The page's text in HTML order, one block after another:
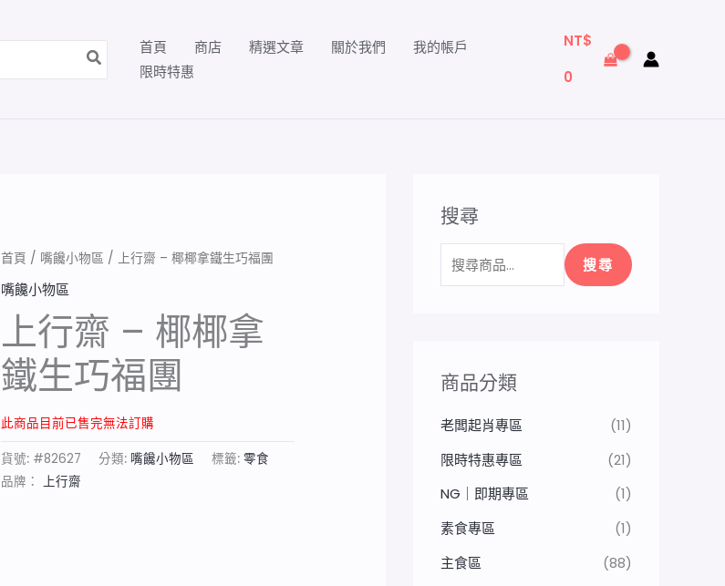
首頁 商店 精選文章 關於我們
我的帳戶
限時特惠
NT$
0
首頁 / 嘴饞小物區 / 上行齋 – 椰椰拿鐵生巧福團
嘴饞小物區
上行齋 – 椰椰拿
鐵生巧福團
此商品目前已售完無法訂購
貨號: #82627 分類: 嘴饞小物區 標籤: 零食
品牌： 上行齋
搜尋
尋
搜尋
商品分類
老闆起肖專區
(11)
限時特惠專區
(21)
NG｜即期專區
(1)
素食專區
(1)
主食區
(88)